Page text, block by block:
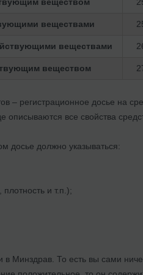
веществами
веществами
веществом
– регистрационное досье на
описываются все свойства
досье должно указываться:
и т.п.);
в Минздрав. То есть вы сами